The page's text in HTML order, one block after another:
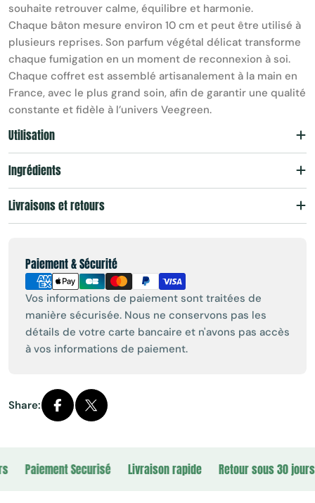
souhaite retrouver calme, équilibre et harmonie.
Chaque bâton mesure environ 10 cm et peut être utilisé à
plusieurs reprises. Son parfum végétal délicat transforme
chaque fumigation en un moment de reconnexion à soi.
Chaque coffret est assemblé artisanalement à la main en
France, avec le plus grand soin, afin de garantir une qualité
constante et fidèle à l’univers Veegreen.
Utilisation
Ingrédients
Livraisons et retours
Paiement & Sécurité
Payment
methods
Vos informations de paiement sont traitées de
manière sécurisée. Nous ne conservons pas les
détails de votre carte bancaire et n'avons pas accès
à vos informations de paiement.
Share:
Paiement Securisé Livraison rapide Retour sous 30 jours